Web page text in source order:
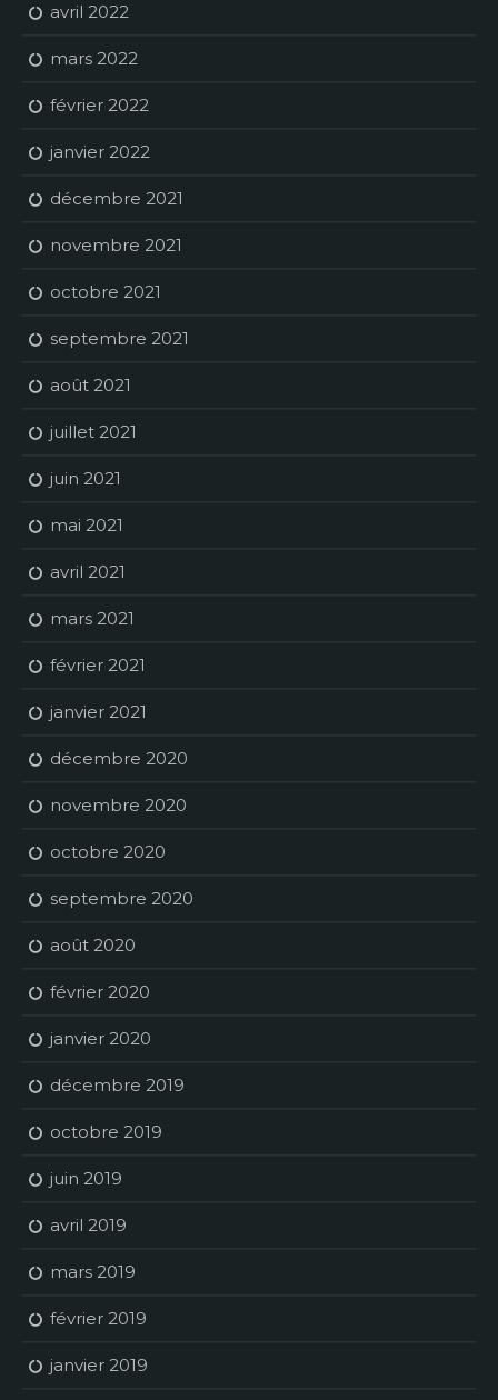
avril 2022
mars 2022
février 2022
janvier 2022
décembre 2021
novembre 2021
octobre 2021
septembre 2021
août 2021
juillet 2021
juin 2021
mai 2021
avril 2021
mars 2021
février 2021
janvier 2021
décembre 2020
novembre 2020
octobre 2020
septembre 2020
août 2020
février 2020
janvier 2020
décembre 2019
octobre 2019
juin 2019
avril 2019
mars 2019
février 2019
janvier 2019